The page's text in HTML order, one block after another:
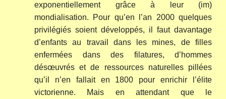
exponentiellement grâce à leur (im)
mondialisation. Pour qu’en l’an 2000 quelques
privilégiés soient développés, il faut davantage
d’enfants au travail dans les mines, de filles
enfermées dans des filatures, d’hommes
désœuvrés et de ressources naturelles pillées
qu’il n’en fallait en 1800 pour enrichir l’élite
victorienne. Mais en attendant que le